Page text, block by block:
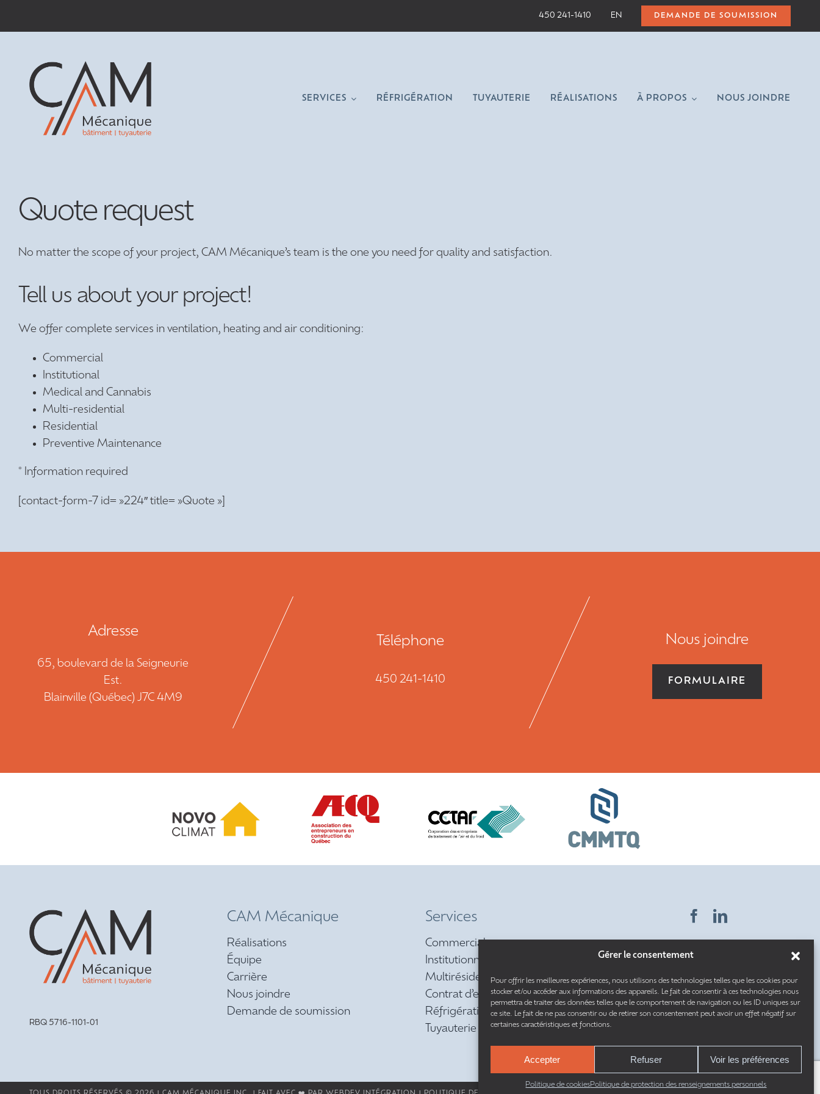
Gérer le consentement
Pour offrir les meilleures expériences, nous utilisons des technologies telles que les cookies pour
stocker et/ou accéder aux informations des appareils. Le fait de consentir à ces technologies nous
permettra de traiter des données telles que le comportement de navigation ou les ID uniques sur
ce site. Le fait de ne pas consentir ou de retirer son consentement peut avoir un effet négatif sur
certaines caractéristiques et fonctions.
Accepter Refuser Voir les préférences
Politique de cookiesPolitique de protection des renseignements personnels
450 241-1410 EN DEMANDE DE SOUMISSION
SERVICES RÉFRIGÉRATION TUYAUTERIE RÉALISATIONS À PROPOS NOUS JOINDRE
Quote request
No matter the scope of your project, CAM Mécanique’s team is the one you need for quality and satisfaction.
Tell us about your project!
We offer complete services in ventilation, heating and air conditioning:
Commercial
Institutional
Medical and Cannabis
Multi-residential
Residential
Preventive Maintenance
* Information required
[contact-form-7 id= »224″ title= »Quote »]
Adresse
65, boulevard de la Seigneurie
Est.
Blainville (Québec) J7C 4M9
Téléphone
450 241-1410
Nous joindre
FORMULAIRE
RBQ 5716-1101-01
CAM Mécanique
Réalisations
Équipe
Carrière
Nous joindre
Demande de soumission
Services
Commercial
Institutionnel
Multirésidentiel et résidentiel
Contrat d’entretien préventif
Réfrigération
Tuyauterie
Ce site est protégé par reCAPTCHA. Les règles de
confidentialitéet lesconditions d’utilisationde